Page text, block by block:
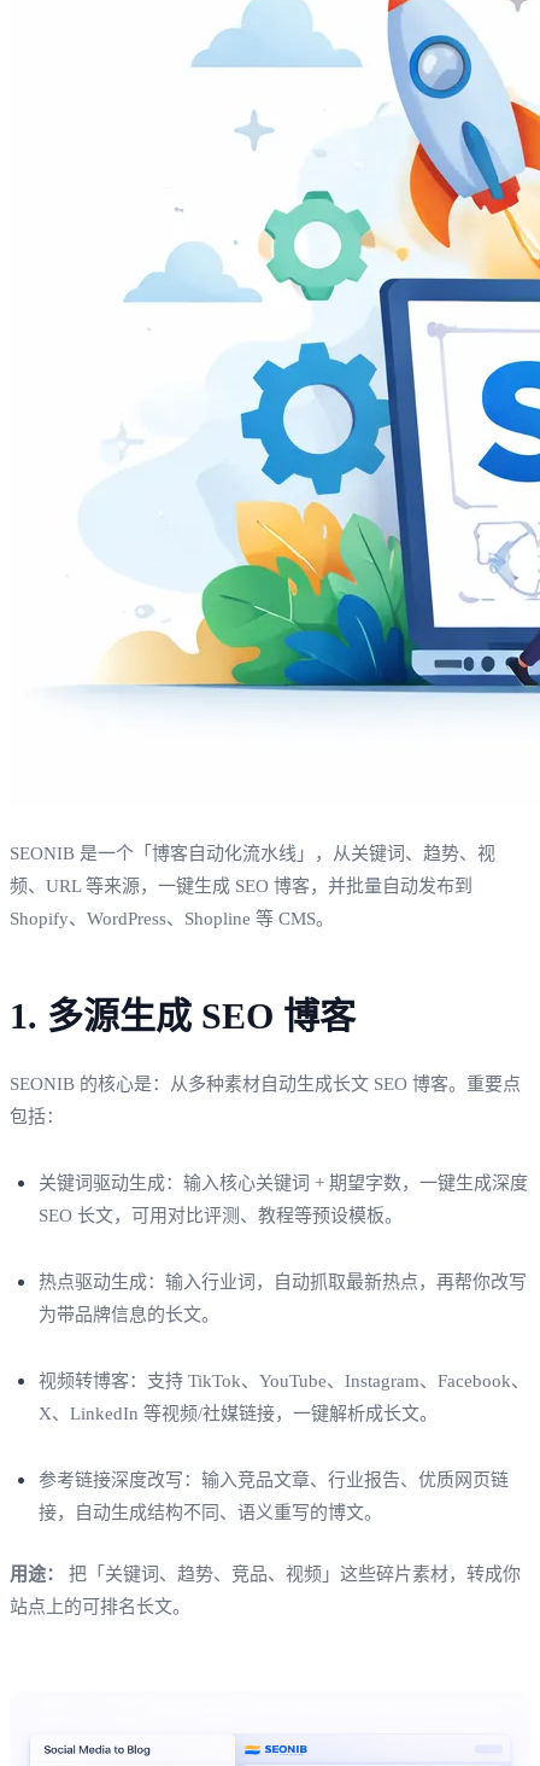
SEONIB 是一个「博客自动化流水线」，从关键词、趋势、视
频、URL 等来源，一键生成 SEO 博客，并批量自动发布到
Shopify、WordPress、Shopline 等 CMS。
1. 多源生成 SEO 博客
SEONIB 的核心是：从多种素材自动生成长文 SEO 博客。重要点
包括：
关键词驱动生成：输入核心关键词 + 期望字数，一键生成深度
SEO 长文，可用对比评测、教程等预设模板。
热点驱动生成：输入行业词，自动抓取最新热点，再帮你改写
为带品牌信息的长文。
视频转博客：支持 TikTok、YouTube、Instagram、Facebook、
X、LinkedIn 等视频/社媒链接，一键解析成长文。
参考链接深度改写：输入竞品文章、行业报告、优质网页链
接，自动生成结构不同、语义重写的博文。
用途：
把「关键词、趋势、竞品、视频」这些碎片素材，转成你
站点上的可排名长文。